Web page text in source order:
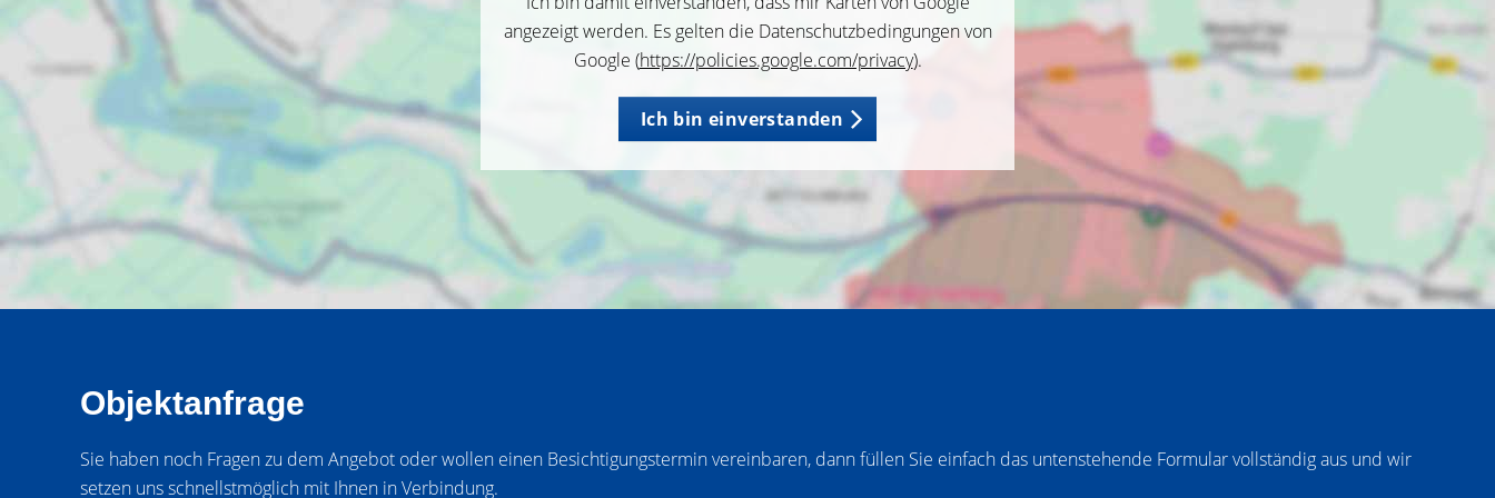
angezeigt werden. Es gelten die Datenschutzbedingungen von
Google (https://policies.google.com/privacy).
Ich bin einverstanden
Objektanfrage
Sie haben noch Fragen zu dem Angebot oder wollen einen Besichtigungstermin vereinbaren, dann füllen Sie einfach das untenstehende Formular vollständig aus und wir
setzen uns schnellstmöglich mit Ihnen in Verbindung.